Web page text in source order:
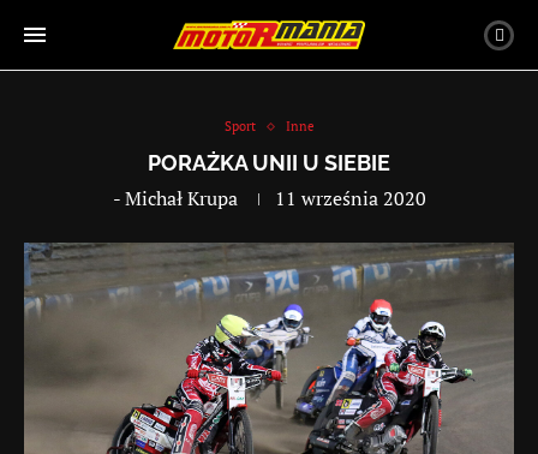
Sport Inne
PORAŻKA UNII U SIEBIE
-Michał Krupa 11 września 2020